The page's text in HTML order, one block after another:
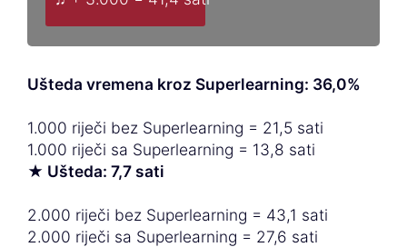
Ušteda vremena kroz Superlearning: 36,0%
1.000 riječi bez Superlearning = 21,5 sati
1.000 riječi sa Superlearning = 13,8 sati
★ Ušteda: 7,7 sati
2.000 riječi bez Superlearning = 43,1 sati
2.000 riječi sa Superlearning = 27,6 sati